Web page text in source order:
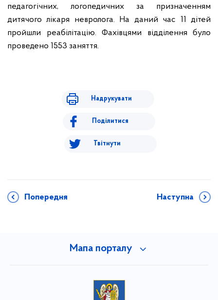
педагогічних, логопедичних за призначенням
дитячого лікаря невролога. На даний час 11 дітей
пройшли реабілітацію. Фахівцями відділення було
проведено 1553 заняття.
Надрукувати
Поділитися
Твітнути
Попередня Наступна
Мапа порталу